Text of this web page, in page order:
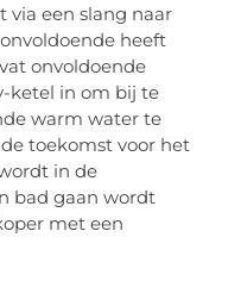
via een slang naar
heeft
onvoldoende
ketel in om bij te
warm water te
toekomst voor het
in de
bad gaan wordt
met een